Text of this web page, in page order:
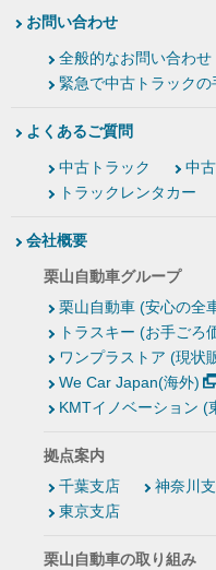
お問い合わせ
全般的なお問い合わせ
緊急で中古トラック
よくあるご質問
中古トラック
中
トラックレンタカー
会社概要
栗山自動車グループ
栗山自動車 (安心の全
トラスキー (お手ごろ
ワンプラストア (現状
We Car Japan(海外)
KMTイノベーション (
拠点案内
千葉支店
神奈川
東京支店
栗山自動車の取り組み